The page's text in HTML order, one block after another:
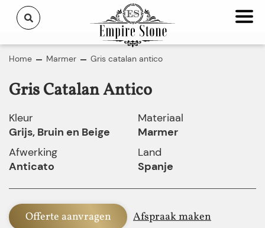
Home Marmer Gris catalan antico
Gris Catalan Antico
Kleur
Grijs, Bruin en Beige
Afwerking
Anticato
Materiaal
Marmer
Land
Spanje
Offerte aanvragen Afspraak maken